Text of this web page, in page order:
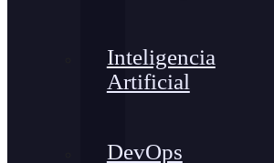
Inteligencia
Artificial
DevOps